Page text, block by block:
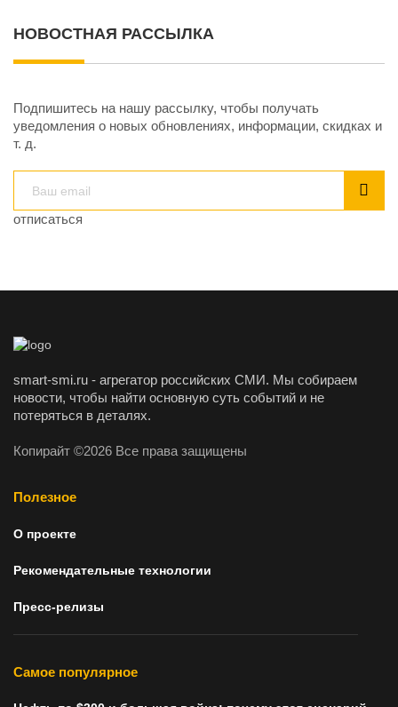
НОВОСТНАЯ РАССЫЛКА
Подпишитесь на нашу рассылку, чтобы получать
уведомления о новых обновлениях, информации, скидках и
т. д.
отписаться
smart-smi.ru - агрегатор российских СМИ. Мы собираем
новости, чтобы найти основную суть событий и не
потеряться в деталях.
Копирайт ©2026 Все права защищены
Полезное
О проекте
Рекомендательные технологии
Пресс-релизы
Самое популярное